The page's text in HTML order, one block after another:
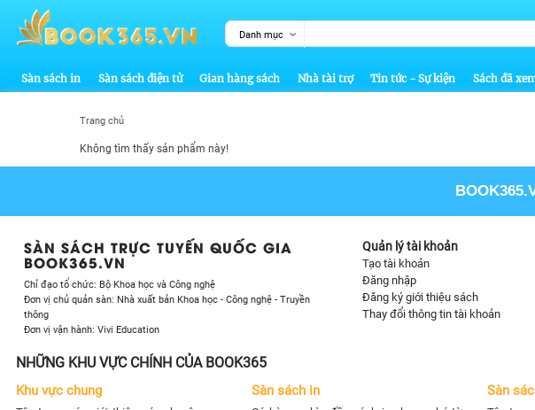
Danh mục
Sàn sách in Sàn sách điện tử Gian hàng sách Nhà tài trợ Tin tức - Sự kiện Sách đã
Trang chủ
Không tìm thấy sản phẩm này!
SÀN SÁCH TRỰC TUYẾN QUỐC GIA
BOOK365.VN
Chỉ đạo tổ chức: Bộ Khoa học và Công nghệ
Đơn vị chủ quản sàn: Nhà xuất bản Khoa học - Công nghệ - Truyền
thông
Đơn vị vận hành: Vivi Education
Quản lý tài khoản
Tạo tài khoản
Đăng nhập
Đăng ký giới thiệu sách
Thay đổi thông tin tài khoản
NHỮNG KHU VỰC CHÍNH CỦA BOOK365
Khu vực chung Sàn sách in Sàn